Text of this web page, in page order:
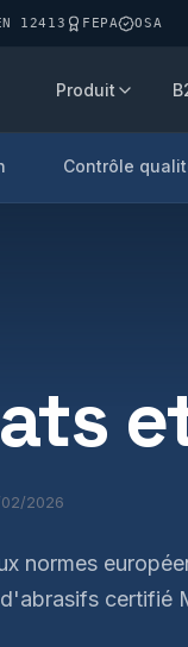
12413 FEPA OSA
Produit
Contrôle
2026
normes
certifié